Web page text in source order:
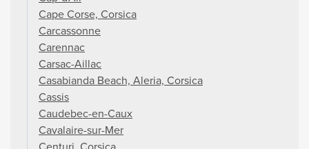
Cape Corse, Corsica
Carcassonne
Carennac
Carsac-Aillac
Casabianda Beach, Aleria, Corsica
Cassis
Caudebec-en-Caux
Cavalaire-sur-Mer